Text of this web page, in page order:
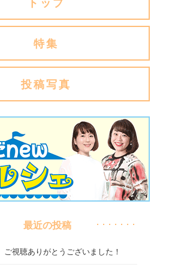
特集
投稿写真
最近の投稿
ご視聴ありがとうございました！